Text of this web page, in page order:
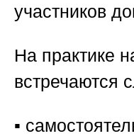
участников
На практике
встречаются
▪️